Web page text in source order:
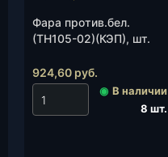
Фара против.бел.
(ТН105-02)(КЭП), шт.
924,60 руб.
◉ В наличии
8 шт.